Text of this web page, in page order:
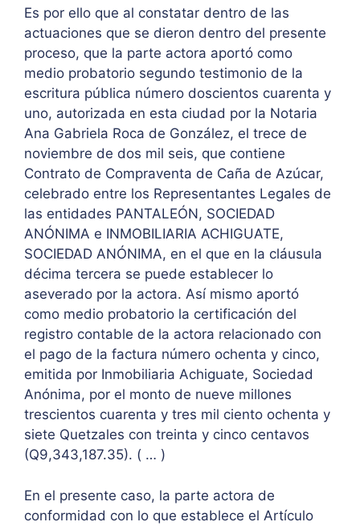
Es por ello que al constatar dentro de las
actuaciones que se dieron dentro del presente
proceso, que la parte actora aportó como
medio probatorio segundo testimonio de la
escritura pública número doscientos cuarenta y
uno, autorizada en esta ciudad por la Notaria
Ana Gabriela Roca de González, el trece de
noviembre de dos mil seis, que contiene
Contrato de Compraventa de Caña de Azúcar,
celebrado entre los Representantes Legales de
las entidades PANTALEÓN, SOCIEDAD
ANÓNIMA e INMOBILIARIA ACHIGUATE,
SOCIEDAD ANÓNIMA, en el que en la cláusula
décima tercera se puede establecer lo
aseverado por la actora. Así mismo aportó
como medio probatorio la certificación del
registro contable de la actora relacionado con
el pago de la factura número ochenta y cinco,
emitida por Inmobiliaria Achiguate, Sociedad
Anónima, por el monto de nueve millones
trescientos cuarenta y tres mil ciento ochenta y
siete Quetzales con treinta y cinco centavos
(Q9,343,187.35). ( … )
En el presente caso, la parte actora de
conformidad con lo que establece el Artículo